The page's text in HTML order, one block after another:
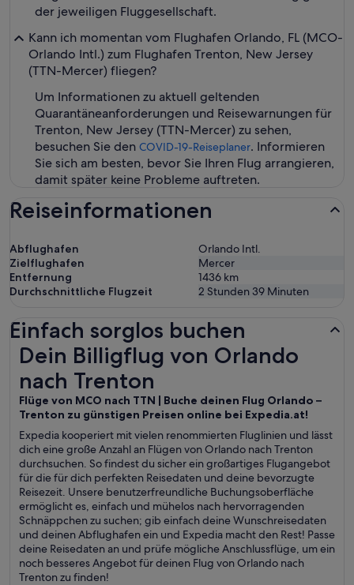
der jeweiligen Fluggesellschaft.
Kann ich momentan vom Flughafen Orlando, FL (MCO-
Orlando Intl.) zum Flughafen Trenton, New Jersey
(TTN-Mercer) fliegen?
Um Informationen zu aktuell geltenden
Quarantäneanforderungen und Reisewarnungen für
Trenton, New Jersey (TTN-Mercer) zu sehen,
besuchen Sie den COVID-19-Reiseplaner. Informieren
Sie sich am besten, bevor Sie Ihren Flug arrangieren,
damit später keine Probleme auftreten.
Reiseinformationen
Abflughafen
Orlando Intl.
Zielflughafen
Mercer
Entfernung
1436 km
Durchschnittliche Flugzeit
2 Stunden 39 Minuten
Einfach sorglos buchen
Dein Billigflug von Orlando
nach Trenton
Flüge von MCO nach TTN | Buche deinen Flug Orlando –
Trenton zu günstigen Preisen online bei Expedia.at!
Expedia kooperiert mit vielen renommierten Fluglinien und lässt
dich eine große Anzahl an Flügen von Orlando nach Trenton
durchsuchen. So findest du sicher ein großartiges Flugangebot
für die für dich perfekten Reisedaten und deine bevorzugte
Reisezeit. Unsere benutzerfreundliche Buchungsoberfläche
ermöglicht es, einfach und mühelos nach hervorragenden
Schnäppchen zu suchen; gib einfach deine Wunschreisedaten
und deinen Abflughafen ein und Expedia macht den Rest! Passe
deine Reisedaten an und prüfe mögliche Anschlussflüge, um ein
noch besseres Angebot für deinen Flug von Orlando nach
Trenton zu finden!
Dein Billigflug von Orlando nach Trenton